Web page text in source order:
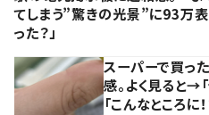
てしまう”驚きの光景”に93万表
った？」
スーパーで買っ
感。よく見ると→
「こんなところに